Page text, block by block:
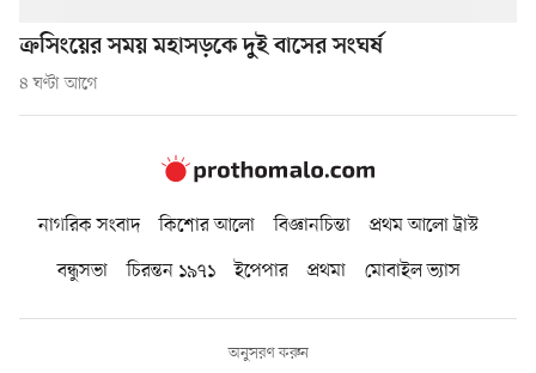
ক্রসিংয়ের সময় মহাসড়কে দুই বাসের সংঘর্ষ
৪ ঘণ্টা আগে
নাগরিক সংবাদ কিশোর আলো বিজ্ঞানচিন্তা
প্রথম আলো ট্রাস্ট
বন্ধুসভা
চিরন্তন ১৯৭১ ইপেপার প্রথমা মোবাইল ভ্যাস
অনুসরণ করুন